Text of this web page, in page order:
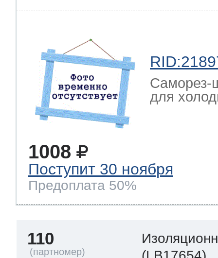
Саморез-
для
1008
Поступит 30 ноября
Предоплата 50%
110